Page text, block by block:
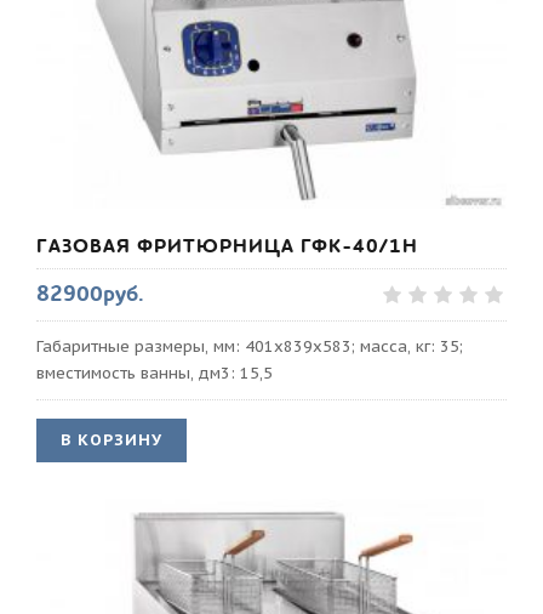
ГАЗОВАЯ ФРИТЮРНИЦА ГФК-40/1Н
82900руб.
Габаритные размеры, мм: 401х839х583; масса, кг: 35;
вместимость ванны, дм3: 15,5
В КОРЗИНУ